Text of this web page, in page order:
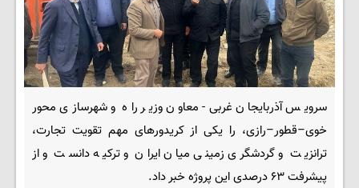
سرویس آذربایجان غربی- معاون وزیر راه و شهرسازی محور
خوی–قطور–رازی، را یکی از کریدورهای مهم تقویت تجارت،
ترانزیت و گردشگری زمینی میان ایران و ترکیه دانست و از
پیشرفت ۶۳ درصدی این پروژه خبر داد.